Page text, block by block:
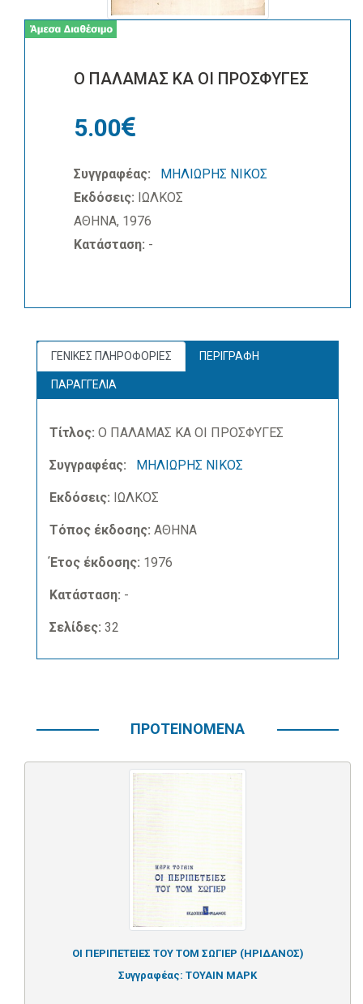
Ο ΠΑΛΑΜΑΣ ΚΑ ΟΙ ΠΡΟΣΦΥΓΕΣ
5.00
Συγγραφέας:
ΜΗΛΙΩΡΗΣ ΝΙΚΟΣ
Εκδόσεις: ΙΩΛΚΟΣ
ΑΘΗΝΑ, 1976
Κατάσταση: -
ΓΕΝΙΚΕΣ ΠΛΗΡΟΦΟΡΙΕΣ ΠΕΡΙΓΡΑΦΗ
ΠΑΡΑΓΓΕΛΙΑ
Τίτλος: Ο ΠΑΛΑΜΑΣ ΚΑ ΟΙ ΠΡΟΣΦΥΓΕΣ
Συγγραφέας: ΜΗΛΙΩΡΗΣ ΝΙΚΟΣ
Εκδόσεις: ΙΩΛΚΟΣ
Τόπος έκδοσης: ΑΘΗΝΑ
Έτος έκδοσης: 1976
Κατάσταση: -
Σελίδες: 32
ΠΡΟΤΕΙΝΟΜΕΝΑ
ΟΙ ΠΕΡΙΠΕΤΕΙΕΣ ΤΟΥ ΤΟΜ ΣΩΓΙΕΡ (ΗΡΙΔΑΝΟΣ)
Συγγραφέας: ΤΟΥΑΙΝ ΜΑΡΚ